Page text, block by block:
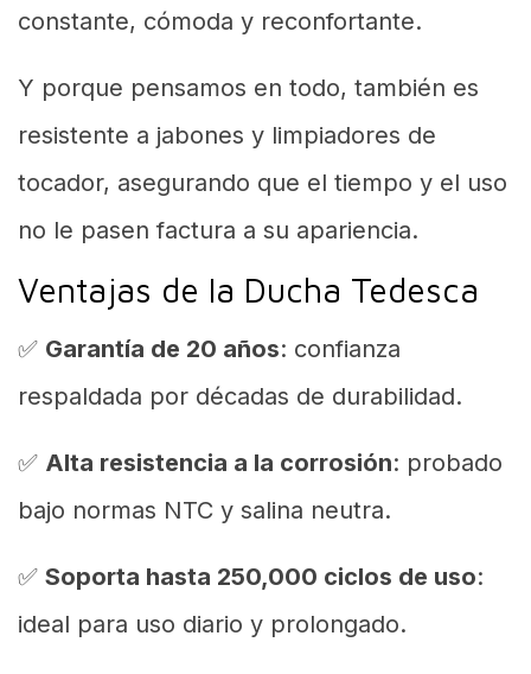
constante, cómoda y reconfortante.
Y porque pensamos en todo, también es
resistente a jabones y limpiadores de
tocador, asegurando que el tiempo y el uso
no le pasen factura a su apariencia.
Ventajas de la Ducha Tedesca
✅ Garantía de 20 años: confianza
respaldada por décadas de durabilidad.
✅ Alta resistencia a la corrosión: probado
bajo normas NTC y salina neutra.
✅ Soporta hasta 250,000 ciclos de uso:
ideal para uso diario y prolongado.